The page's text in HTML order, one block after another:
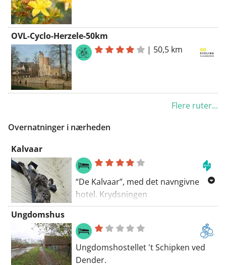
OVL-Cyclo-Herzele-50km
| 50,5 km
Flere ruter...
Overnatninger i nærheden
Kalvaar
“De Kalvaar”, med det navngivne
hotel. Krydsningen
Geraardsbergsesteenweg-
især kendt som “De Beskidte
Forklæde”.
Ungdomshus
Ungdomshostellet 't Schipken ved
Dender.